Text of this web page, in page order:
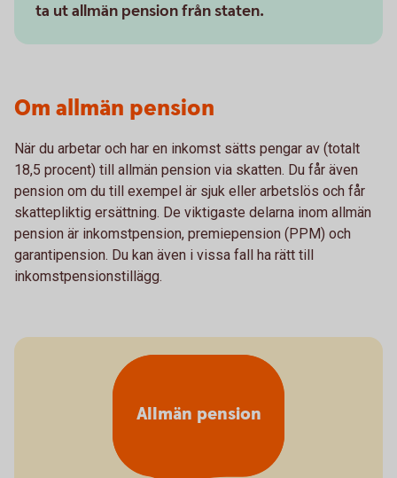
ta ut allmän pension från staten.
Om allmän pension
När du arbetar och har en inkomst sätts pengar av (totalt
18,5 procent) till allmän pension via skatten. Du får även
pension om du till exempel är sjuk eller arbetslös och får
skattepliktig ersättning. De viktigaste delarna inom allmän
pension är inkomstpension, premiepension (PPM) och
garantipension. Du kan även i vissa fall ha rätt till
inkomstpensionstillägg.
Allmän pension